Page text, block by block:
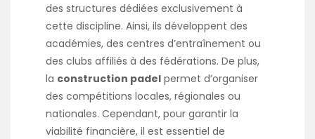
des structures dédiées exclusivement à
cette discipline. Ainsi, ils développent des
académies, des centres d’entraînement ou
des clubs affiliés à des fédérations. De plus,
la construction padel permet d’organiser
des compétitions locales, régionales ou
nationales. Cependant, pour garantir la
viabilité financière, il est essentiel de